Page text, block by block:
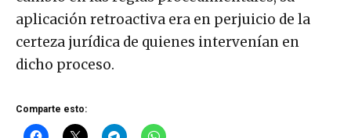
aplicación retroactiva era en perjuicio de la
certeza jurídica de quienes intervenían en
dicho proceso.
Comparte esto: